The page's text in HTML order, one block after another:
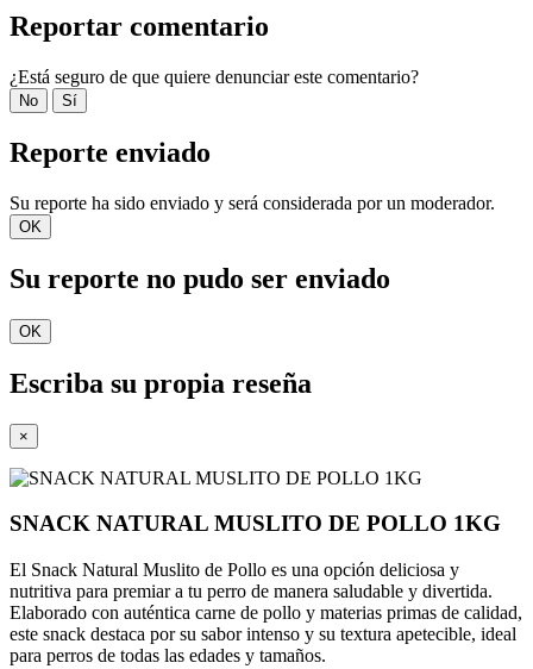
Reportar comentario
¿Está seguro de que quiere denunciar este comentario?
No Sí
Reporte enviado
Su reporte ha sido enviado y será considerada por un moderador.
OK
Su reporte no pudo ser enviado
OK
Escriba su propia reseña
×
SNACK NATURAL MUSLITO DE POLLO 1KG
El Snack Natural Muslito de Pollo es una opción deliciosa y
nutritiva para premiar a tu perro de manera saludable y divertida.
Elaborado con auténtica carne de pollo y materias primas de calidad,
este snack destaca por su sabor intenso y su textura apetecible, ideal
para perros de todas las edades y tamaños.